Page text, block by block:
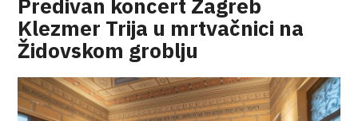
Predivan koncert Zagreb
Klezmer Trija u mrtvačnici na
Židovskom groblju